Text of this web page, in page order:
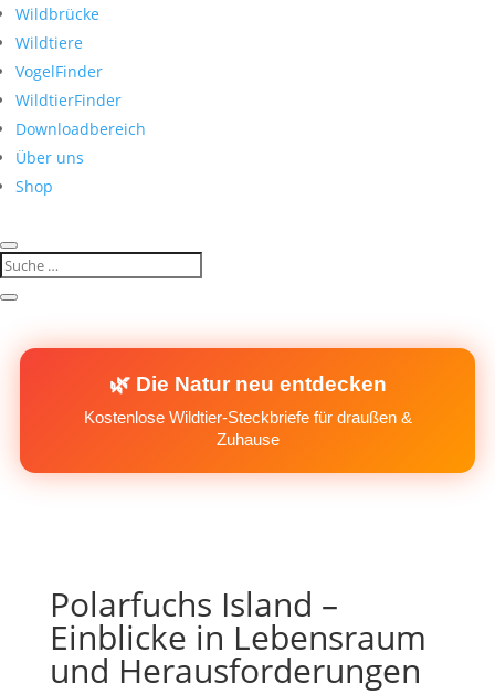
Wildbrücke
Wildtiere
VogelFinder
WildtierFinder
Downloadbereich
Über uns
Shop
🌿 Die Natur neu entdecken
Kostenlose Wildtier-Steckbriefe für draußen &
Zuhause
Polarfuchs Island –
Einblicke in Lebensraum
und Herausforderungen